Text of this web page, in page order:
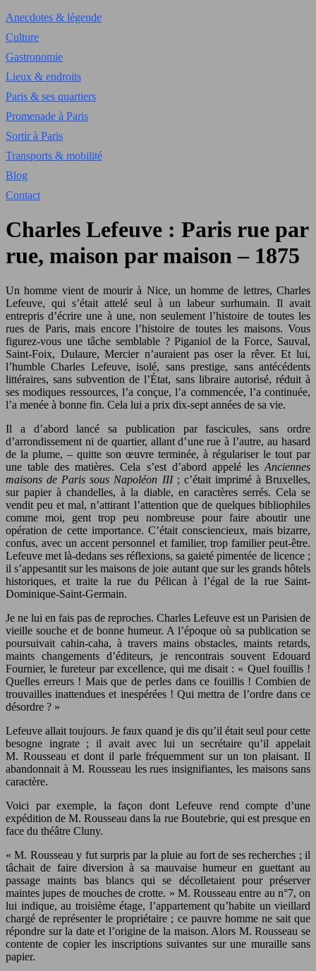
Anecdotes & légende
Culture
Gastronomie
Lieux & endroits
Paris & ses quartiers
Promenade à Paris
Sortir à Paris
Transports & mobilité
Blog
Contact
Charles Lefeuve : Paris rue par
rue, maison par maison – 1875
Un homme vient de mourir à Nice, un homme de lettres, Charles
Lefeuve, qui s’était attelé seul à un labeur surhumain. Il avait
entrepris d’écrire une à une, non seulement l’histoire de toutes les
rues de Paris, mais encore l’histoire de toutes les maisons. Vous
figurez-vous une tâche semblable ? Piganiol de la Force, Sauval,
Saint-Foix, Dulaure, Mercier n’auraient pas oser la rêver. Et lui,
l’humble Charles Lefeuve, isolé, sans prestige, sans antécédents
littéraires, sans subvention de l’État, sans libraire autorisé, réduit à
ses modiques ressources, l’a conçue, l’a commencée, l’a continuée,
l’a menée à bonne fin. Cela lui a prix dix-sept années de sa vie.
Il a d’abord lancé sa publication par fascicules, sans ordre
d’arrondissement ni de quartier, allant d’une rue à l’autre, au hasard
de la plume, – quitte son œuvre terminée, à régulariser le tout par
une table des matières. Cela s’est d’abord appelé les Anciennes
maisons de Paris sous Napoléon III; c’était imprimé à Bruxelles,
sur papier à chandelles, à la diable, en caractères serrés. Cela se
vendit peu et mal, n’attirant l’attention que de quelques bibliophiles
comme moi, gent trop peu nombreuse pour faire aboutir une
opération de cette importance. C’était consciencieux, mais bizarre,
confus, avec un accent personnel et familier, trop familier peut-être.
Lefeuve met là-dedans ses réflexions, sa gaieté pimentée de licence ;
il s’appesantit sur les maisons de joie autant que sur les grands hôtels
historiques, et traite la rue du Pélican à l’égal de la rue Saint-
Dominique-Saint-Germain.
Je ne lui en fais pas de reproches. Charles Lefeuve est un Parisien de
vieille souche et de bonne humeur. A l’époque où sa publication se
poursuivait cahin-caha, à travers mains obstacles, maints retards,
maints changements d’éditeurs, je rencontrais souvent Edouard
Fournier, le fureteur par excellence, qui me disait : « Quel fouillis !
Quelles erreurs ! Mais que de perles dans ce fouillis ! Combien de
trouvailles inattendues et inespérées ! Qui mettra de l’ordre dans ce
désordre ? »
Lefeuve allait toujours. Je faux quand je dis qu’il était seul pour cette
besogne ingrate ; il avait avec lui un secrétaire qu’il appelait
M. Rousseau et dont il parle fréquemment sur un ton plaisant. Il
abandonnait à M. Rousseau les rues insignifiantes, les maisons sans
caractère.
Voici par exemple, la façon dont Lefeuve rend compte d’une
expédition de M. Rousseau dans la rue Boutebrie, qui est presque en
face du théâtre Cluny.
« M. Rousseau y fut surpris par la pluie au fort de ses recherches ; il
tâchait de faire diversion à sa mauvaise humeur en guettant au
passage maints bas blancs qui se décolletaient pour préserver
maintes jupes de mouches de crotte. » M. Rousseau entre au n°7, on
lui indique, au troisième étage, l’appartement qu’habite un vieillard
chargé de représenter le propriétaire ; ce pauvre homme ne sait que
répondre sur la date et l’origine de la maison. Alors M. Rousseau se
contente de copier les inscriptions suivantes sur une muraille sans
papier.